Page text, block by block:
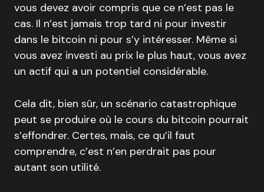
vous devez avoir compris que ce n’est pas le
cas. Il n’est jamais trop tard ni pour investir
dans le bitcoin ni pour s’y intéresser. Même si
vous avez investi au prix le plus haut, vous avez
un actif qui a un potentiel considérable.
Cela dit, bien sûr, un scénario catastrophique
peut se produire où le cours du bitcoin pourrait
s’effondrer. Certes, mais, ce qu’il faut
comprendre, c’est n’en perdrait pas pour
autant son utilité.